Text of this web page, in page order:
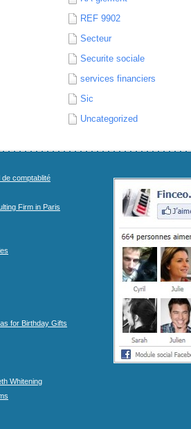
REF 9902
Secteur
Securite sociale
services financiers
Sic
Uncategorized
comptablité
Firm in Paris
for Birthday Gifts
Whitening